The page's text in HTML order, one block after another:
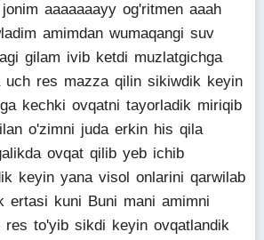
aaaaaaayy og'ritmen aaah
amimdan wumaqangi suv
gilam ivib ketdi muzlatgichga
uch res mazza qilin sikiwdik keyin
kechki ovqatni tayorladik miriqib
o'zimni juda erkin his qila
ovqat qilib yeb ichib
keyin yana visol onlarini qarwilab
ertasi kuni Buni mani amimni
res to'yib sikdi keyin ovqatlandik